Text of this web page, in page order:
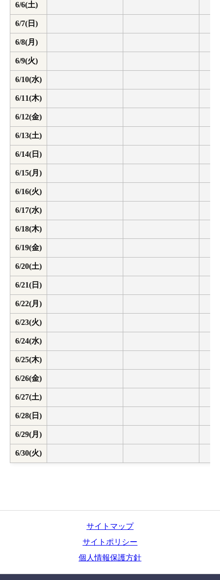
6/6(土)
6/7(日)
6/8(月)
6/9(火)
6/10(水)
6/11(木)
6/12(金)
6/13(土)
6/14(日)
6/15(月)
6/16(火)
6/17(水)
6/18(木)
6/19(金)
6/20(土)
6/21(日)
6/22(月)
6/23(火)
6/24(水)
6/25(木)
6/26(金)
6/27(土)
6/28(日)
6/29(月)
6/30(火)
サイトマップ
サイトポリシー
個人情報保護方針